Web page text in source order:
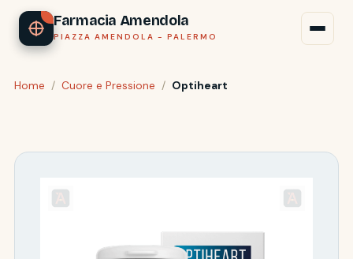
Farmacia Amendola
PIAZZA AMENDOLA - PALERMO
Home / Cuore e Pressione / Optiheart